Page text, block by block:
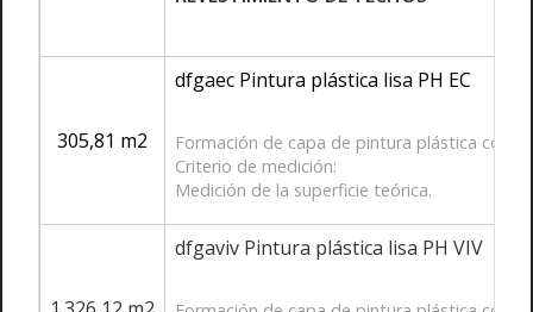
305,81 m2
dfgaec Pintura plástica lisa PH EC
Formación de capa de pintura plástica con
Criterio de medición:
Medición de la superficie teórica.
dfgaviv Pintura plástica lisa PH VIV